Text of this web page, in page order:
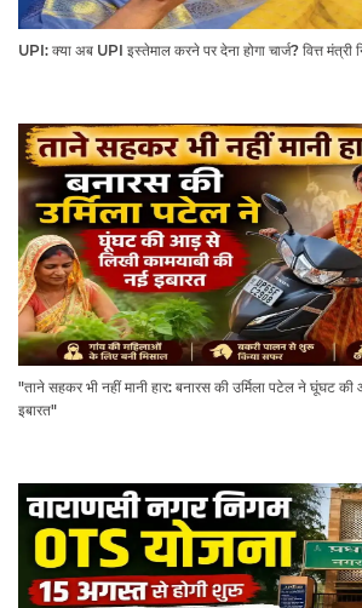
UPI: क्या अब UPI इस्तेमाल करने पर देना होगा चार्ज? वित्त मंत्री
"ताने सहकर भी नहीं मानी हार: बनारस की उर्मिला पटेल ने घूंघट
इबारत"